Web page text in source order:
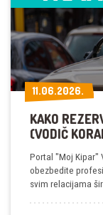
11.06.2026.
11.06.2026.
KAKO
(VODIČ
Portal "Moj Kipar"
obezbedite
svim relacijama